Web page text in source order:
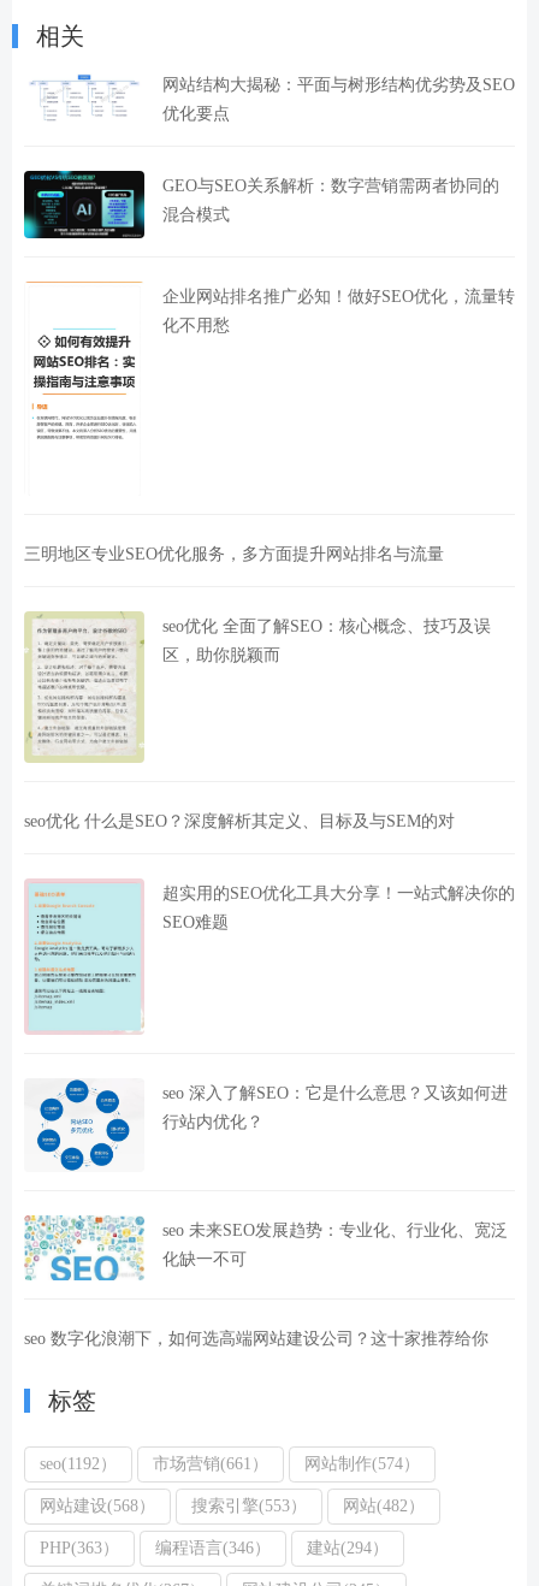
相关
网站结构大揭秘：平面与树形结构优劣势及SEO
优化要点
GEO与SEO关系解析：数字营销需两者协同的
混合模式
企业网站排名推广必知！做好SEO优化，流量转
化不用愁
三明地区专业SEO优化服务，多方面提升网站排名与流量
seo优化 全面了解SEO：核心概念、技巧及误
区，助你脱颖而
seo优化 什么是SEO？深度解析其定义、目标及与SEM的对
超实用的SEO优化工具大分享！一站式解决你的
SEO难题
seo 深入了解SEO：它是什么意思？又该如何进
行站内优化？
seo 未来SEO发展趋势：专业化、行业化、宽泛
化缺一不可
seo 数字化浪潮下，如何选高端网站建设公司？这十家推荐给你
标签
seo(1192） 市场营销(661） 网站制作(574）
网站建设(568） 搜索引擎(553） 网站(482）
PHP(363） 编程语言(346） 建站(294）